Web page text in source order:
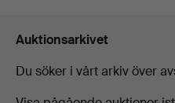
Auktionsarkivet
Du söker i vårt arkiv över